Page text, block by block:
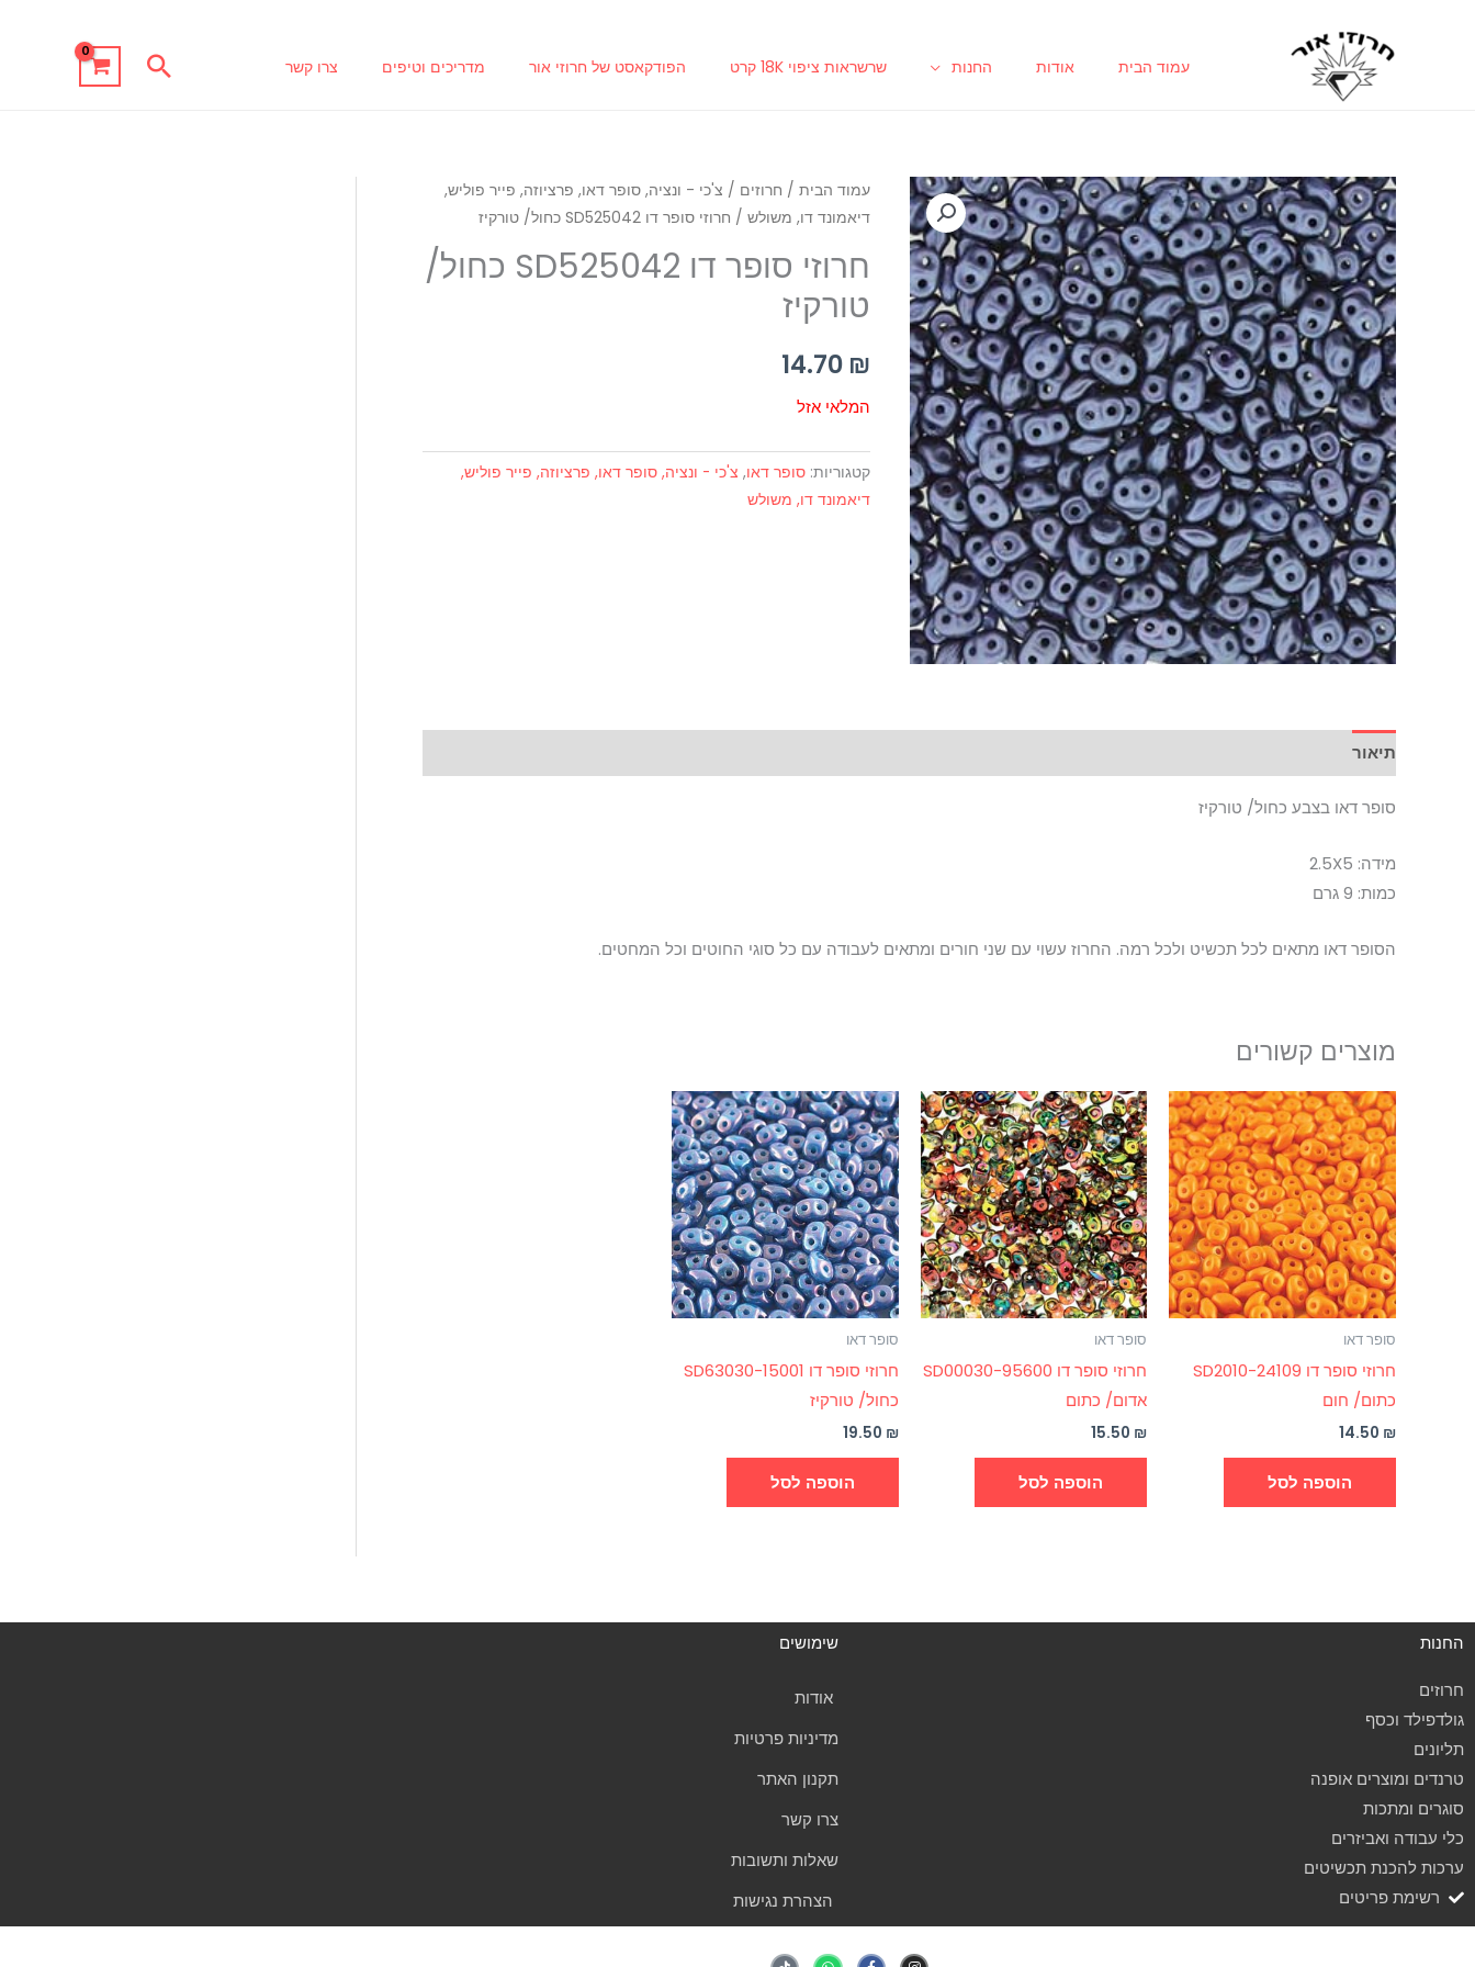
עמוד הבית אודות החנות שרשראות ציפוי 18K קרט הפודקאסט של חרוזי אור מדריכים וטיפים צרו קשר חיפוש
עמוד הבית/ חרוזים / צ'כי - ונציה, סופר דאו, פרציוזה, פייר פוליש,
דיאמונד דו, משולש/ חרוזי סופר דו SD525042 כחול/ טורקיז
חרוזי סופר דו SD525042 כחול/
טורקיז
14.70 ₪
המלאי אזל
קטגוריות: סופר דאו, צ'כי - ונציה, סופר דאו, פרציוזה, פייר פוליש,
דיאמונד דו, משולש
תיאור
סופר דאו בצבע כחול/ טורקיז
מידה: 2.5X5
כמות: 9 גרם
הסופר דאו מתאים לכל תכשיט ולכל רמה. החרוז עשוי עם שני חורים ומתאים לעבודה עם כל סוגי החוטים וכל המחטים.
מוצרים קשורים
סופר דאו
חרוזי סופר דו SD2010-24109
כתום/ חום
14.50 ₪
הוספה לסל
סופר דאו
חרוזי סופר דו SD00030-95600
אדום/ כתום
15.50 ₪
הוספה לסל
סופר דאו
חרוזי סופר דו SD63030-15001
כחול/ טורקיז
19.50 ₪
הוספה לסל
החנות
חרוזים
גולדפילד וכסף
תליונים
טרנדים ומוצרים אופנה
סוגרים ומתכות
כלי עבודה ואביזרים
ערכות להכנת תכשיטים
רשימת פריטים
שימושים
אודות
מדיניות פרטיות
תקנון האתר
צרו קשר
שאלות ותשובות
הצהרת נגישות
n
a
h
i